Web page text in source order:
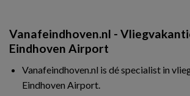
Vanafeindhoven.nl -
Eindhoven Airport
Vanafeindhoven.nl is dé specialist in
Eindhoven Airport.